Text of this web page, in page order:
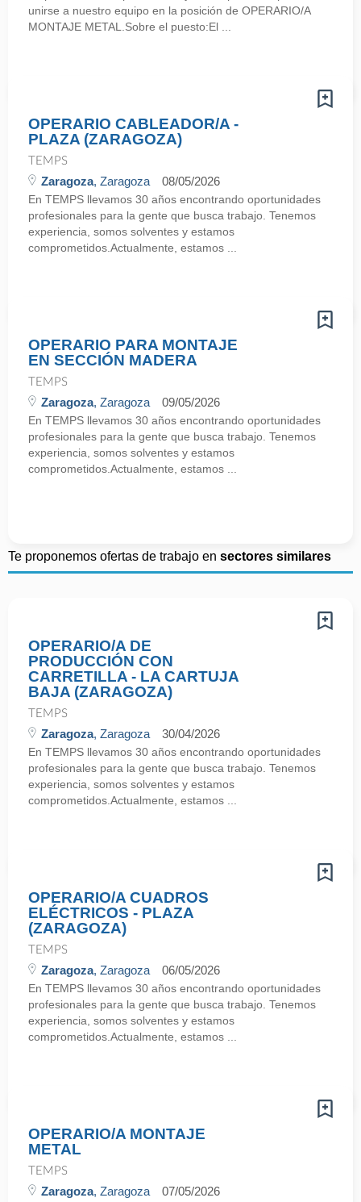
unirse a nuestro equipo en la posición de OPERARIO/A
MONTAJE METAL.Sobre el puesto:El ...
OPERARIO CABLEADOR/A -
PLAZA (ZARAGOZA)
TEMPS
Zaragoza, Zaragoza 08/05/2026
En TEMPS llevamos 30 años encontrando oportunidades
profesionales para la gente que busca trabajo. Tenemos
experiencia, somos solventes y estamos
comprometidos.Actualmente, estamos ...
OPERARIO PARA MONTAJE
EN SECCIÓN MADERA
TEMPS
Zaragoza, Zaragoza 09/05/2026
En TEMPS llevamos 30 años encontrando oportunidades
profesionales para la gente que busca trabajo. Tenemos
experiencia, somos solventes y estamos
comprometidos.Actualmente, estamos ...
Te proponemos ofertas de trabajo en sectores similares
OPERARIO/A DE
PRODUCCIÓN CON
CARRETILLA - LA CARTUJA
BAJA (ZARAGOZA)
TEMPS
Zaragoza, Zaragoza 30/04/2026
En TEMPS llevamos 30 años encontrando oportunidades
profesionales para la gente que busca trabajo. Tenemos
experiencia, somos solventes y estamos
comprometidos.Actualmente, estamos ...
OPERARIO/A CUADROS
ELÉCTRICOS - PLAZA
(ZARAGOZA)
TEMPS
Zaragoza, Zaragoza 06/05/2026
En TEMPS llevamos 30 años encontrando oportunidades
profesionales para la gente que busca trabajo. Tenemos
experiencia, somos solventes y estamos
comprometidos.Actualmente, estamos ...
OPERARIO/A MONTAJE
METAL
TEMPS
Zaragoza, Zaragoza 07/05/2026